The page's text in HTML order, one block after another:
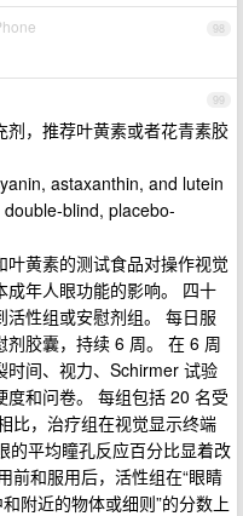
98
99
，推荐叶黄素或者花青素胶
astaxanthin, and lutein
blind, placebo-
黄素的测试食品对操作视觉
成年人眼功能的影响。 四十
性组或安慰剂组。 每日服
剂胶囊，持续 6 周。 在 6 周
时间、视力、Schirmer 试验
和问卷。 每组包括 20 名受
比，治疗组在视觉显示终端
的平均瞳孔反应百分比显着改
前和服用后，活性组在“眼睛
附近的物体或细则”的分数上